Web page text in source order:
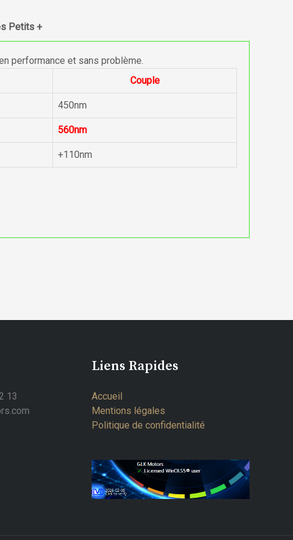
Petits +
performance et sans problème.
Couple
450nm
560nm
+110nm
13
Liens Rapides
Accueil
Mentions légales
Politique de confidentialité